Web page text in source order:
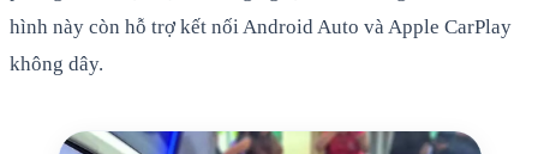
hình này còn hỗ trợ kết nối Android Auto và Apple CarPlay
không dây.